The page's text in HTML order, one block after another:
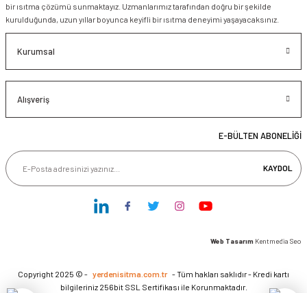
bir ısıtma çözümü sunmaktayız. Uzmanlarımız tarafından doğru bir şekilde
kurulduğunda, uzun yıllar boyunca keyifli bir ısıtma deneyimi yaşayacaksınız.
Kurumsal
Alışveriş
E-BÜLTEN ABONELİĞİ
KAYDOL
Web Tasarım Kentmedia Seo
Copyright 2025 © - yerdenisitma.com.tr - Tüm hakları saklıdır - Kredi kartı
bilgileriniz 256bit SSL Sertifikası ile Korunmaktadır.